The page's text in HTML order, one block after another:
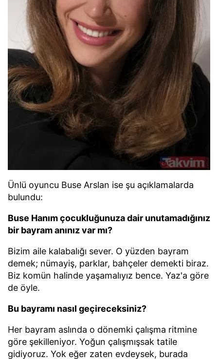
Ünlü oyuncu Buse Arslan ise şu açıklamalarda
bulundu:
Buse Hanım çocukluğunuza dair unutamadığınız
bir bayram anınız var mı?
Bizim aile kalabalığı sever. O yüzden bayram
demek; nümayiş, parklar, bahçeler demekti biraz.
Biz komün halinde yaşamalıyız bence. Yaz'a göre
de öyle.
Bu bayramı nasıl geçireceksiniz?
Her bayram aslında o dönemki çalışma ritmine
göre şekilleniyor. Yoğun çalışmışsak tatile
gidiyoruz. Yok eğer zaten evdeysek, burada